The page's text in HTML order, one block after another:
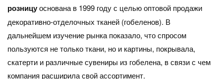
розницуоснована в 1999 году с целью оптовой продажи
декоративно-отделочных тканей (гобеленов). В
дальнейшем изучение рынка показало, что спросом
пользуются не только ткани, но и картины, покрывала,
скатерти и различные сувениры из гобелена, в связи с чем
компания расширила свой ассортимент.